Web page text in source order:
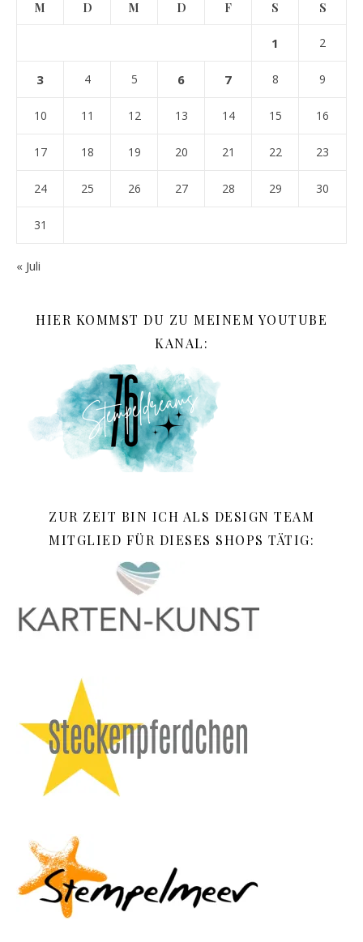
M D M D F S S
1 2
3 4 5 6 7 8 9
10 11 12 13 14 15 16
17 18 19 20 21 22 23
24 25 26 27 28 29 30
31
« Juli
HIER KOMMST DU ZU MEINEM YOUTUBE
KANAL:
ZUR ZEIT BIN ICH ALS DESIGN TEAM
MITGLIED FÜR DIESES SHOPS TÄTIG: